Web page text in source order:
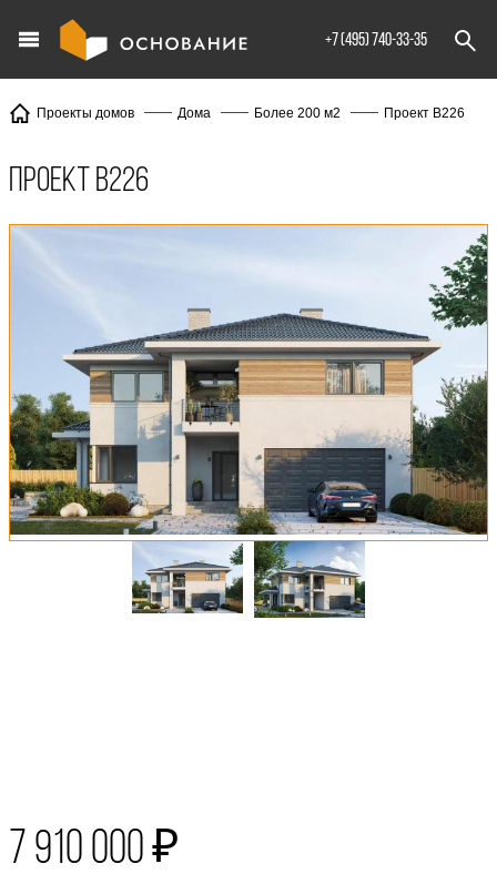
+7 (495) 740-33-35
Проекты домов Дома Более 200 м2 Проект В226
Проект В226
7 910 000 ₽